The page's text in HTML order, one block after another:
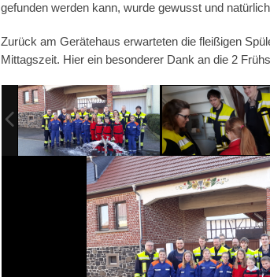
gefunden werden kann, wurde gewusst und
Zurück am Gerätehaus erwarteten die fleißigen
Mittagszeit. Hier ein besonderer Dank an die 2